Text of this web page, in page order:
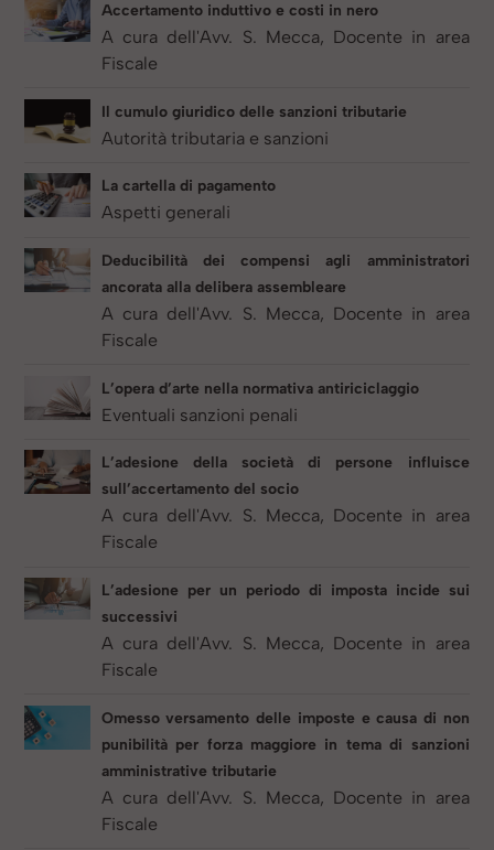
Accertamento induttivo e costi in nero
A cura dell'Avv. S. Mecca, Docente in area
Fiscale
Il cumulo giuridico delle sanzioni tributarie
Autorità tributaria e sanzioni
La cartella di pagamento
Aspetti generali
Deducibilità dei compensi agli amministratori
ancorata alla delibera assembleare
A cura dell'Avv. S. Mecca, Docente in area
Fiscale
L’opera d’arte nella normativa antiriciclaggio
Eventuali sanzioni penali
L’adesione della società di persone influisce
sull’accertamento del socio
A cura dell'Avv. S. Mecca, Docente in area
Fiscale
L’adesione per un periodo di imposta incide sui
successivi
A cura dell'Avv. S. Mecca, Docente in area
Fiscale
Omesso versamento delle imposte e causa di non
punibilità per forza maggiore in tema di sanzioni
amministrative tributarie
A cura dell'Avv. S. Mecca, Docente in area
Fiscale